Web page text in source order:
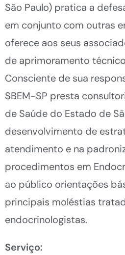
São Paulo) pratica a
em conjunto com outras
oferece aos seus
de aprimoramento
Consciente de sua
SBEM-SP presta
de Saúde do Estado de
desenvolvimento de
atendimento e na
procedimentos em
ao público orientações
principais moléstias
endocrinologistas.
Serviço: